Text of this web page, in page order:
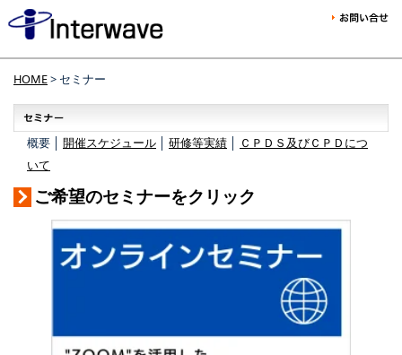
HOME> セミナー
概要 │ 開催スケジュール 研修等実績
ＣＰＤＳ及びＣＰＤにつ
いて
ご希望のセミナーをクリック